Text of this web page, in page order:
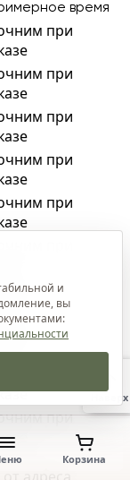
время
при
при
при
при
при
при
при
при
Корзина
Наверх
и
вы